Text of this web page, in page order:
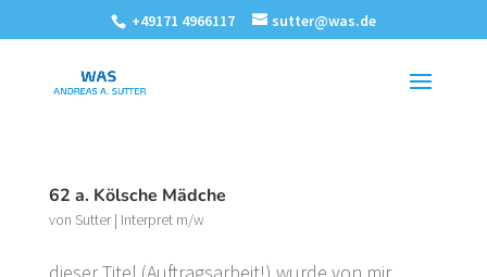
+49171 4966117 sutter@was.de
62 a. Kölsche Mädche
von Sutter| Interpret m/w